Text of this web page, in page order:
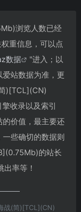
浏览人数已经
重信息，可以点
数据
"进入；以
站数据为准，更
)[TCL](CN)
收录以及索引
价值，最主要还
些确切的数据则
的站长
率等！
战(简)[TCL](CN)